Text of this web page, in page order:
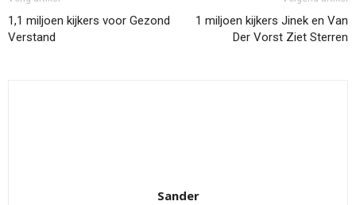
1,1 miljoen kijkers voor Gezond
Verstand
1 miljoen kijkers Jinek en Van
Der Vorst Ziet Sterren
Sander